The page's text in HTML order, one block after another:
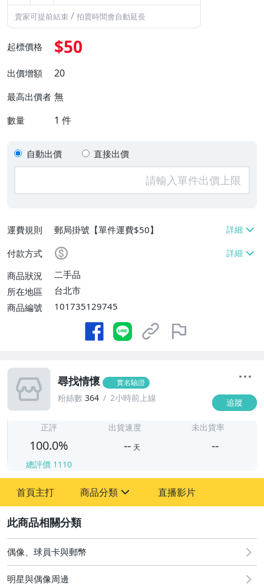
賣家可提前結束 / 拍賣時間會自動延長
起標價格 $50
出價增額 20
最高出價者 無
數量 1 件
自動出價 直接出價
運費規則
郵局掛號【單件運費$50】
付款方式
商品狀況
二手品
所在地區
台北市
商品編號
101735129745
尋找情懷 實名驗證
粉絲數 364 2小時前上線 追蹤
正評
100.0%
總評價 1110
出貨速度
-- 天
未出貨率
--
首頁主打 商品分類
圖書/影音/文具
偶像、球員卡與郵幣
直播影片
偶像、球員卡與郵幣
明星與偶像周邊